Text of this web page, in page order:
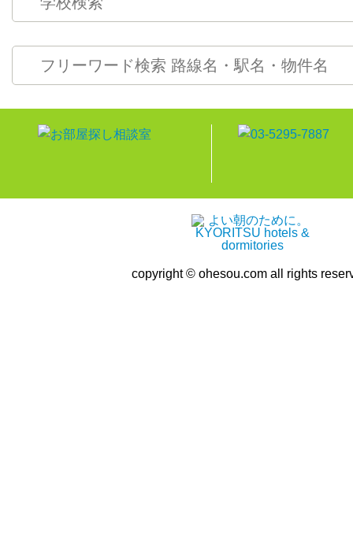
copyright © ohesou.com all rights